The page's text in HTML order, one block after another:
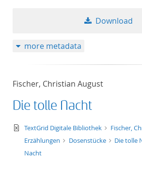
Download
more metadata
Fischer, Christian August
Die tolle Nacht
text/xml
TextGrid Digitale Bibliothek
Fischer,
Erzählungen
Dosenstücke Die tolle
Nacht